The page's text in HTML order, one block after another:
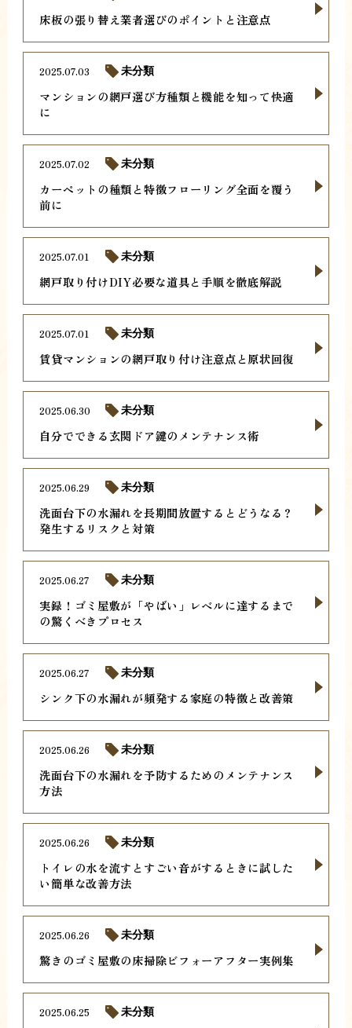
床板の張り替え業者選びのポイントと注意点
マンションの網戸選び方種類と機能を知って快適
に
2025.07.03 未分類
カーペットの種類と特徴フローリング全面を覆う
前に
2025.07.02 未分類
網戸取り付けDIY必要な道具と手順を徹底解説
2025.07.01 未分類
賃貸マンションの網戸取り付け注意点と原状回復
2025.07.01 未分類
自分でできる玄関ドア鍵のメンテナンス術
2025.06.30 未分類
洗面台下の水漏れを長期間放置するとどうなる？
発生するリスクと対策
2025.06.29 未分類
実録！ゴミ屋敷が「やばい」レベルに達するまで
の驚くべきプロセス
2025.06.27 未分類
シンク下の水漏れが頻発する家庭の特徴と改善策
2025.06.27 未分類
洗面台下の水漏れを予防するためのメンテナンス
方法
2025.06.26 未分類
トイレの水を流すとすごい音がするときに試した
い簡単な改善方法
2025.06.26 未分類
驚きのゴミ屋敷の床掃除ビフォーアフター実例集
2025.06.26 未分類
2025.06.25 未分類